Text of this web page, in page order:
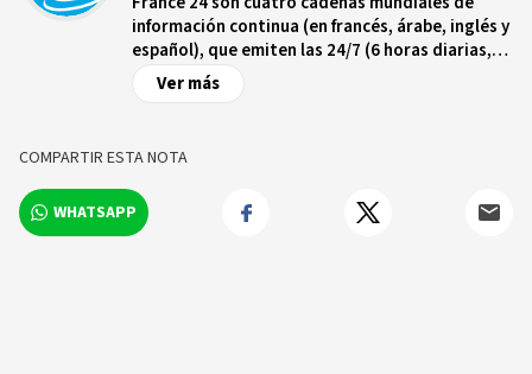
información continua (en francés, árabe, inglés y
español), que emiten las 24/7 (6 horas diarias,
para la cadena en español) en 355 millones de
hogares en los 5 continentes.
Ver más
COMPARTIR ESTA NOTA
WHATSAPP